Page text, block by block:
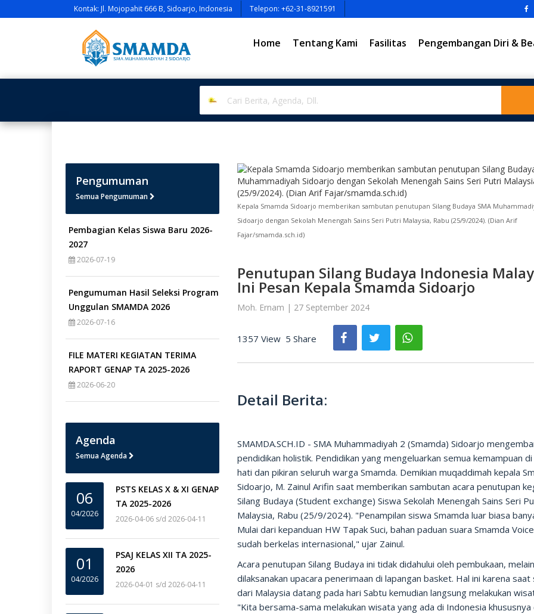
Kontak: Jl. Mojopahit 666 B, Sidoarjo, Indonesia Telepon: +62-31-8921591
Home Tentang Kami Fasilitas Pengembangan Diri &
Pengumuman
Semua Pengumuman
Pembagian Kelas Siswa Baru 2026-
2027
2026-07-19
Pengumuman Hasil Seleksi Program
Unggulan SMAMDA 2026
2026-07-16
FILE MATERI KEGIATAN TERIMA
RAPORT GENAP TA 2025-2026
2026-06-20
Agenda
Semua Agenda
06
04/2026
PSTS KELAS X & XI GENAP
TA 2025-2026
2026-04-06 s/d 2026-04-11
01
04/2026
PSAJ KELAS XII TA 2025-
2026
2026-04-01 s/d 2026-04-11
Kepala Smamda Sidoarjo memberikan sambutan penutupan Silang Budaya SMA
Sidoarjo dengan Sekolah Menengah Sains Seri Putri Malaysia, Rabu (25/9/2024). (Dian Arif
Fajar/smamda.sch.id)
Penutupan Silang Budaya Indonesia
Ini Pesan Kepala Smamda Sidoarjo
Moh. Ernam | 27 September 2024
1357 View 5 Share
Detail Berita:
SMAMDA.SCH.ID - SMA Muhammadiyah 2 (Smamda) Sidoarjo
pendidikan holistik. Pendidikan yang mengeluarkan semua kemampuan
hati dan pikiran seluruh warga Smamda. Demikian muqaddimah kepala
Sidoarjo, M. Zainul Arifin saat memberikan sambutan acara penutupan
Silang Budaya (Student exchange) Siswa Sekolah Menengah Sains Seri
Malaysia, Rabu (25/9/2024). "Penampilan siswa Smamda luar biasa
Mulai dari kepanduan HW Tapak Suci, bahan paduan suara Smamda
sudah berkelas internasional," ujar Zainul.
Acara penutupan Silang Budaya ini tidak didahului oleh pembukaan,
dilaksanakan upacara penerimaan di lapangan basket. Hal ini karena saat
dari Malaysia datang pada hari Sabtu kemudian langsung melakukan
"Kita bersama-sama melakukan wisata yang ada di Indonesia khususnya